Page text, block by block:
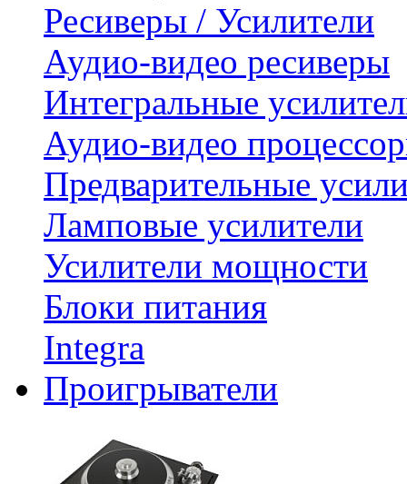
Ресиверы / Усилители
Аудио-видео ресиверы
Интегральные
Аудио-видео
Предварительные
Ламповые усилители
Усилители мощности
Блоки питания
Integra
Проигрыватели